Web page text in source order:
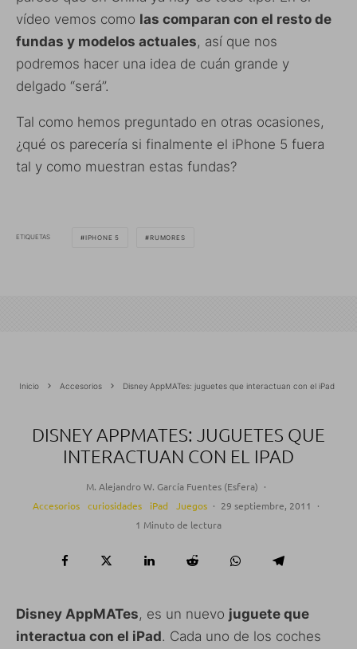
vídeo vemos como las comparan con el resto de
fundas y modelos actuales, así que nos
podremos hacer una idea de cuán grande y
delgado “será”.
Tal como hemos preguntado en otras ocasiones,
¿qué os parecería si finalmente el iPhone 5 fuera
tal y como muestran estas fundas?
ETIQUETAS IPHONE 5 RUMORES
Inicio Accesorios Disney AppMATes: juguetes que interactuan con el iPad
DISNEY APPMATES: JUGUETES QUE
INTERACTUAN CON EL IPAD
M. Alejandro W. García Fuentes (Esfera) ·
Accesorios
curiosidades iPad Juegos · 29 septiembre, 2011
·
1 Minuto de lectura
Disney AppMATes, es un nuevo juguete que
interactua con el iPad. Cada uno de los coches